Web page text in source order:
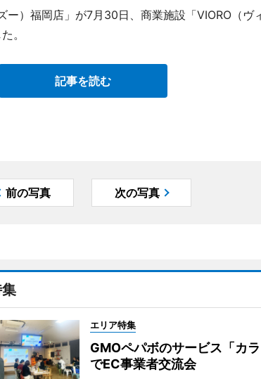
ー）福岡店」が7月30日、商業施設「VIORO（ヴ
。
記事を読む
前の写真 次の写真
エリア特集
GMOペパボのサービス「カ
でEC事業者交流会